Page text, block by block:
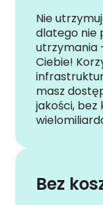
Nie
dlatego nie
utrzymania
Ciebie!
masz
jakości, bez
Bez